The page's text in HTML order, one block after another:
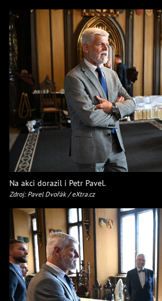
Na akci dorazil i Petr Pavel.
Zdroj: Pavel Dvořák / eXtra.cz